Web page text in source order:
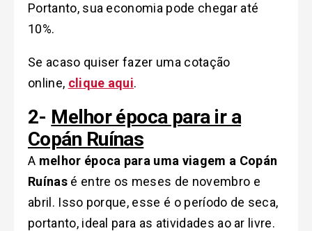
Portanto, sua economia pode chegar até
10%.
Se acaso quiser fazer uma cotação
online, clique aqui.
2- Melhor época para ir a
Copán Ruínas
A melhor época para uma viagem a Copán
Ruínasé entre os meses de novembro e
abril. Isso porque, esse é o período de seca,
portanto, ideal para as atividades ao ar livre.